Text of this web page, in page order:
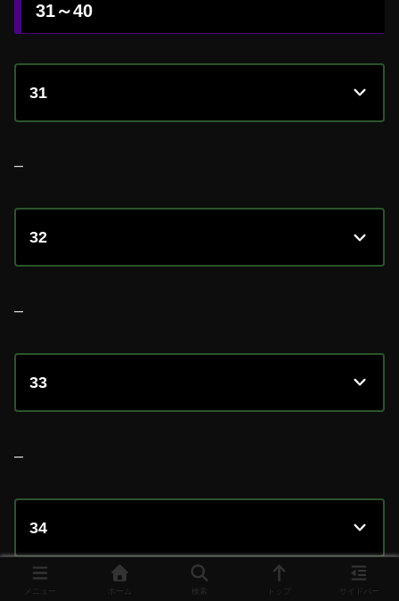
31～40
31
–
32
–
33
–
34
メニュー ホーム 検索 サイドバー